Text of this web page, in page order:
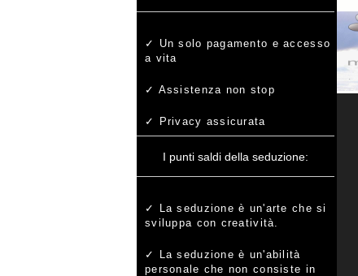
Un solo pagamento e accesso
a vita
Assistenza non stop
Privacy assicurata
I punti saldi della seduzione:
La seduzione è un'arte che si
sviluppa con creatività.
La seduzione è un'abilità
personale che non consiste in